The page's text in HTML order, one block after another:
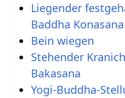
Liegender
Baddha Konasana
Bein wiegen
Stehender
Bakasana
Yogi-Buddha-